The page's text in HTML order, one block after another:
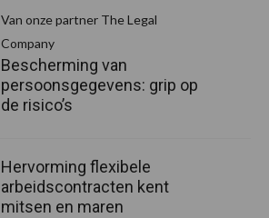
Van onze partner The Legal
Company
Bescherming van
persoonsgegevens: grip op
de risico’s
Hervorming flexibele
arbeidscontracten kent
mitsen en maren